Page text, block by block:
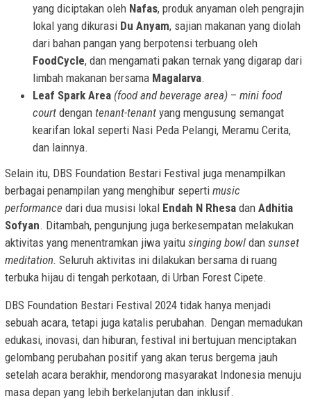
yang diciptakan oleh Nafas, produk anyaman oleh pengrajin
lokal yang dikurasi Du Anyam, sajian makanan yang diolah
dari bahan pangan yang berpotensi terbuang oleh
FoodCycle, dan mengamati pakan ternak yang digarap dari
limbah makanan bersama Magalarva.
Leaf Spark Area (food and beverage area) – mini food
court dengan tenant-tenant yang mengusung semangat
kearifan lokal seperti Nasi Peda Pelangi, Meramu Cerita,
dan lainnya.
Selain itu, DBS Foundation Bestari Festival juga menampilkan
berbagai penampilan yang menghibur seperti music
performance dari dua musisi lokal Endah N Rhesa dan Adhitia
Sofyan. Ditambah, pengunjung juga berkesempatan melakukan
aktivitas yang menentramkan jiwa yaitu singing bowl dan sunset
meditation. Seluruh aktivitas ini dilakukan bersama di ruang
terbuka hijau di tengah perkotaan, di Urban Forest Cipete.
DBS Foundation Bestari Festival 2024 tidak hanya menjadi
sebuah acara, tetapi juga katalis perubahan. Dengan memadukan
edukasi, inovasi, dan hiburan, festival ini bertujuan menciptakan
gelombang perubahan positif yang akan terus bergema jauh
setelah acara berakhir, mendorong masyarakat Indonesia menuju
masa depan yang lebih berkelanjutan dan inklusif.